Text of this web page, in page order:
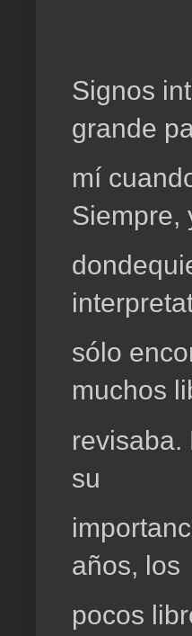
Signos
grande
mí
Siempre,
sólo
muchos
revisaba.
su
años, los
pocos